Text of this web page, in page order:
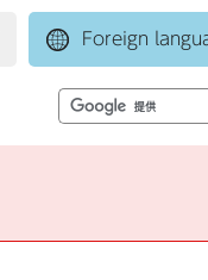
Foreign